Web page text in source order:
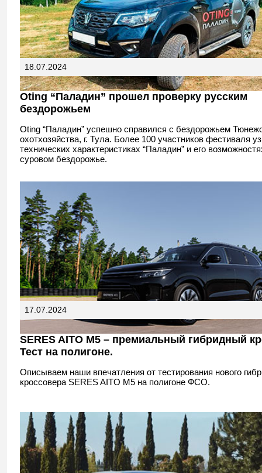
18.07.2024
Oting “Паладин” прошел проверку русским
бездорожьем
Oting “Паладин” успешно справился с бездорожьем
охотхозяйства, г. Тула. Более 100 участников фестиваля
технических характеристиках “Паладин” и его
суровом бездорожье.
17.07.2024
SERES AITO M5 – премиальный гибридный
Тест на полигоне.
Описываем наши впечатления от тестирования нового
кроссовера SERES AITO M5 на полигоне ФСО.